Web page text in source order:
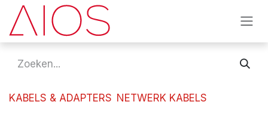
Overslaan naar inhoud
KABELS & ADAPTERS NETWERK KABELS